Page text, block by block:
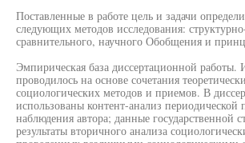
Поставленные в работе цель и задачи
следующих методов исследования:
сравнительного, научного Обобщения и
Эмпирическая база диссертационной работы.
проводилось на основе сочетания
социологических методов и приемов. В
использованы контент-анализ
наблюдения автора; данные государственной
результаты вторичного анализа